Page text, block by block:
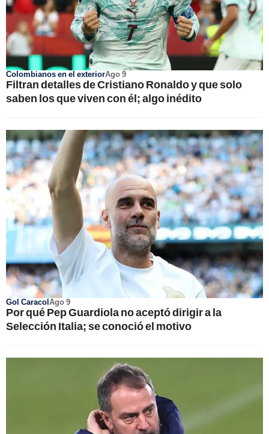
Colombianos en el exteriorAgo 9
Filtran detalles de Cristiano Ronaldo y que solo
saben los que viven con él; algo inédito
Gol CaracolAgo 9
Por qué Pep Guardiola no aceptó dirigir a la
Selección Italia; se conoció el motivo